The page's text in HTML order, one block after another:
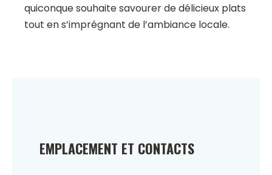
quiconque souhaite savourer de délicieux plats
tout en s’imprégnant de l’ambiance locale.
EMPLACEMENT ET CONTACTS